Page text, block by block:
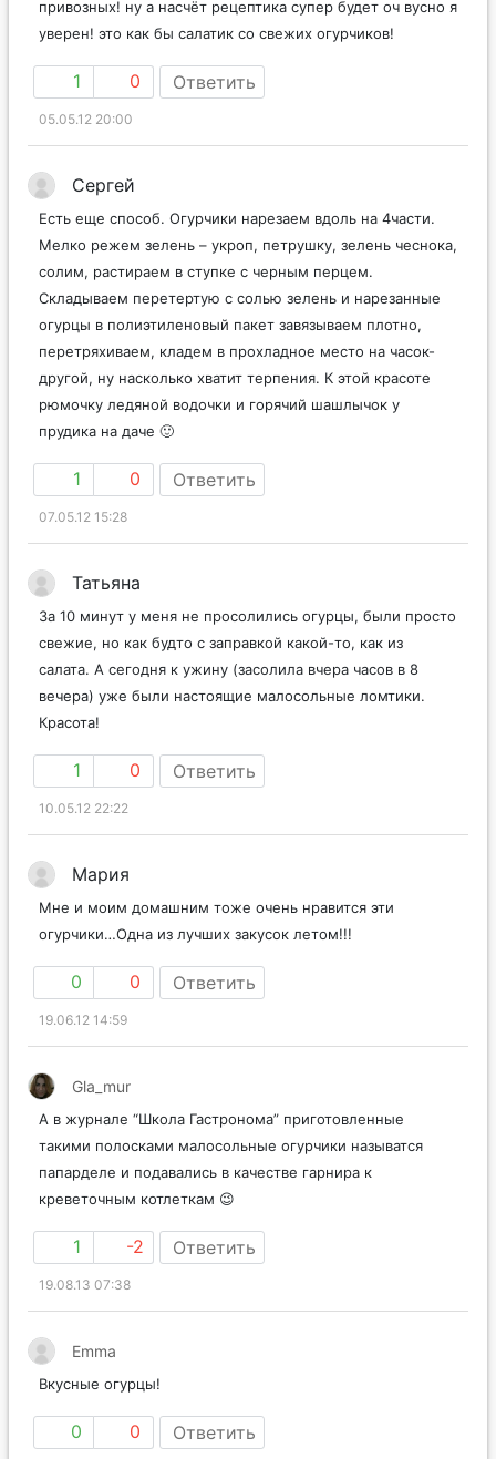
привозных! ну а насчёт рецептика супер будет оч вусно я
уверен! это как бы салатик со свежих огурчиков!
1 0 Ответить
05.05.12 20:00
Сергей
Есть еще способ. Огурчики нарезаем вдоль на 4части.
Мелко режем зелень – укроп, петрушку, зелень чеснока,
солим, растираем в ступке с черным перцем.
Складываем перетертую с солью зелень и нарезанные
огурцы в полиэтиленовый пакет завязываем плотно,
перетряхиваем, кладем в прохладное место на часок-
другой, ну насколько хватит терпения. К этой красоте
рюмочку ледяной водочки и горячий шашлычок у
прудика на даче 🙂
1 0 Ответить
07.05.12 15:28
Татьяна
За 10 минут у меня не просолились огурцы, были просто
свежие, но как будто с заправкой какой-то, как из
салата. А сегодня к ужину (засолила вчера часов в 8
вечера) уже были настоящие малосольные ломтики.
Красота!
1 0 Ответить
10.05.12 22:22
Мария
Мне и моим домашним тоже очень нравится эти
огурчики…Одна из лучших закусок летом!!!
0 0 Ответить
19.06.12 14:59
Gla_mur
А в журнале “Школа Гастронома” приготовленные
такими полосками малосольные огурчики называтся
папарделе и подавались в качестве гарнира к
креветочным котлеткам 😉
1 -2 Ответить
19.08.13 07:38
Emma
Вкусные огурцы!
0 0 Ответить